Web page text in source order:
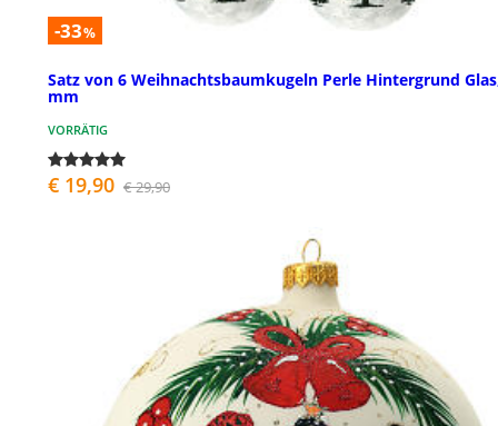
-33%
Satz von 6 Weihnachtsbaumkugeln Perle Hintergrund
mm
VORRÄTIG
€ 19,90 € 29,90